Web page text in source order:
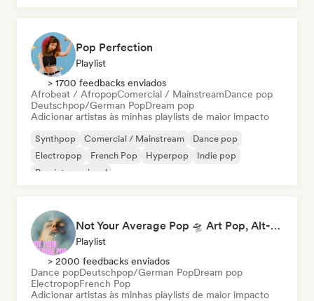
Pop Perfection
Playlist
> 1700 feedbacks enviados
Afrobeat / AfropopComercial / MainstreamDance pop
Deutschpop/German PopDream pop
Adicionar artistas às minhas playlists de maior impacto
Synthpop Comercial / Mainstream
Dance pop
Electropop
French Pop Hyperpop
Indie pop
Pop internacional
Not Your Average Pop 🛸 Art Pop, Alt-Pop & Indie Pop
Playlist
> 2000 feedbacks enviados
Dance popDeutschpop/German PopDream pop
ElectropopFrench Pop
Adicionar artistas às minhas playlists de maior impacto